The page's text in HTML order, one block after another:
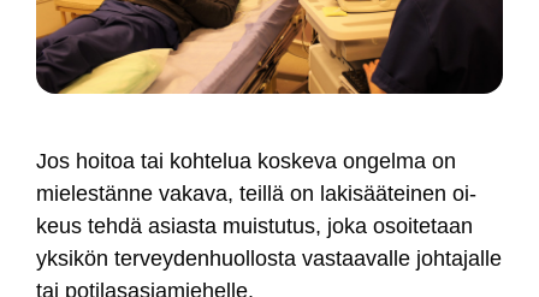
Jos hoi­toa tai koh­te­lua kos­ke­va on­gel­ma on
mie­les­tän­ne va­ka­va, teil­lä on la­ki­sää­tei­nen oi­
keus teh­dä asias­ta muis­tu­tus, jo­ka osoi­te­taan
yk­si­kön ter­vey­den­huol­los­ta vas­taa­val­le joh­ta­jal­le
tai po­ti­la­sa­sia­mie­hel­le.